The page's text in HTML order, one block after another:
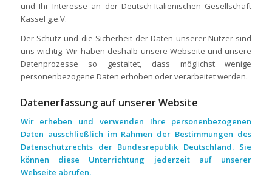
und Ihr Interesse an der Deutsch-Italienischen Gesellschaft
Kassel g.e.V.
Der Schutz und die Sicherheit der Daten unserer Nutzer sind
uns wichtig. Wir haben deshalb unsere Webseite und unsere
Datenprozesse so gestaltet, dass möglichst wenige
personenbezogene Daten erhoben oder verarbeitet werden.
Datenerfassung auf unserer Website
Wir erheben und verwenden Ihre personenbezogenen
Daten ausschließlich im Rahmen der Bestimmungen des
Datenschutzrechts der Bundesrepublik Deutschland. Sie
können diese Unterrichtung jederzeit auf unserer
Webseite abrufen.